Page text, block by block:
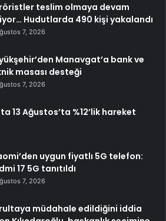
teslim olmaya devam
Hudutlarda 490 kişi yakalandı
7, 2026
Manavgat’a bank ve
masası desteği
7, 2026
13 Ağustos’ta %12’lik hareket
uygun fiyatlı 5G telefon:
17 5G tanıtıldı
7, 2026
müdahale edildiğini iddia